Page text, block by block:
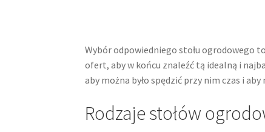
Wybór odpowiedniego stołu ogrodowego
ofert, aby w końcu znaleźć tą idealną i
aby można było spędzić przy nim czas i
Rodzaje stołów